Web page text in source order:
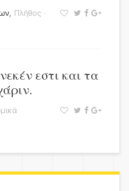
, Πλήθος ·
εστι και τα